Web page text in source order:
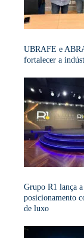
UBRAFE e
fortalecer a
Grupo R1 lança
posicionamento
de luxo